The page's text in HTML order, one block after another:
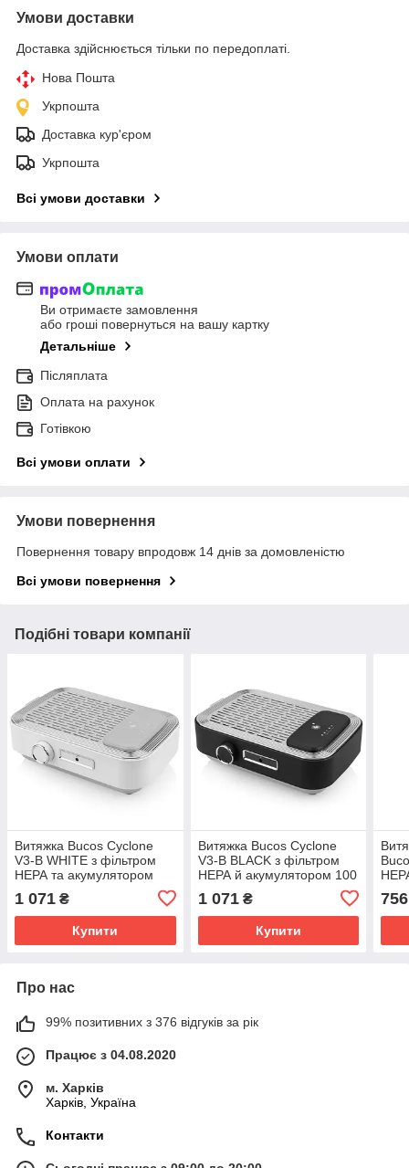
Умови доставки
Доставка здійснюється тільки по передоплаті.
Нова Пошта
Укрпошта
Доставка кур'єром
Укрпошта
Всі умови доставки
Умови оплати
Ви отримаєте замовлення
або гроші повернуться на вашу картку
Детальніше
Післяплата
Оплата на рахунок
Готівкою
Всі умови оплати
Умови повернення
Повернення товару впродовж 14 днів за домовленістю
Всі умови повернення
Подібні товари компанії
Витяжка Bucos Cyclone
V3-B WHITE з фільтром
НЕРА та акумулятором
1 071 ₴
Купити
Витяжка Bucos Cyclone
V3-B BLACK з фільтром
НЕРА й акумулятором 100
1 071₴
Купити
756
Про нас
99% позитивних з 376 відгуків за рік
Працює з 04.08.2020
м. Харків
Харків, Україна
Контакти